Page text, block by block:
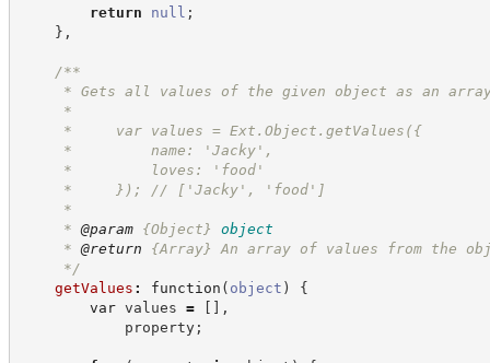
return null ;
} ,
/**
* Gets all values of the given object as an
*
*     var values = Ext.Object.getValues({
*         name: 'Jacky',
*         loves: 'food'
*     }); // ['Jacky', 'food']
*
* @param {Object}
object
* @return {Array}
An array of values from the
*/
getValues : function ( object )
{
var values = [ ] ,
property ;